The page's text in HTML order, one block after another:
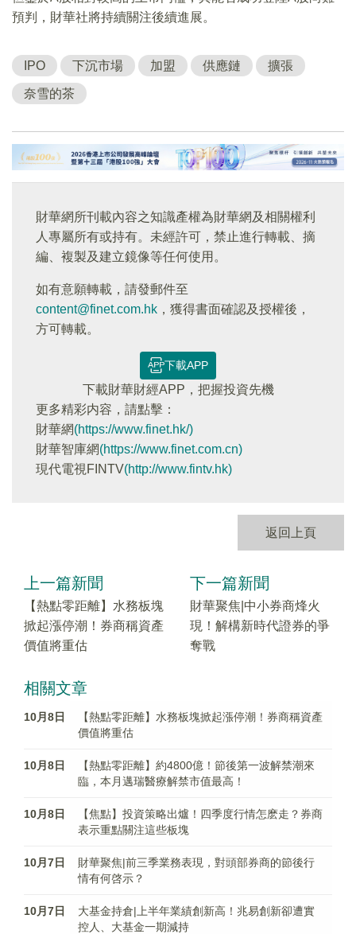
預判，財華社將持續關注後續進展。
IPO 下沉市場 加盟 供應鏈 擴張
奈雪的茶
財華網所刊載內容之知識產權為財華網及相關權利
人專屬所有或持有。未經許可，禁止進行轉載、摘
編、複製及建立鏡像等任何使用。
如有意願轉載，請發郵件至
content@finet.com.hk ，獲得書面確認及授權後，
方可轉載。
下載APP
下載財華財經APP，把握投資先機
更多精彩内容，請點擊：
財華網(https://www.finet.hk/)
財華智庫網(https://www.finet.com.cn)
現代電視FINTV(http://www.fintv.hk)
返回上頁
上一篇新聞
【熱點零距離】水務板塊
掀起漲停潮！券商稱資產
價值將重估
下一篇新聞
財華聚焦|中小券商烽火
現！解構新時代證券的爭
奪戰
相關文章
10月8日
【熱點零距離】水務板塊掀起漲停潮！券商稱資產
價值將重估
10月8日
【熱點零距離】約4800億！節後第一波解禁潮來
臨，本月邁瑞醫療解禁市值最高！
10月8日
【焦點】投資策略出爐！四季度行情怎麽走？券商
表示重點關注這些板塊
10月7日
財華聚焦|前三季業務表現，對頭部券商的節後行
情有何啓示？
10月7日
大基金持倉|上半年業績創新高！兆易創新卻遭實
控人、大基金一期減持